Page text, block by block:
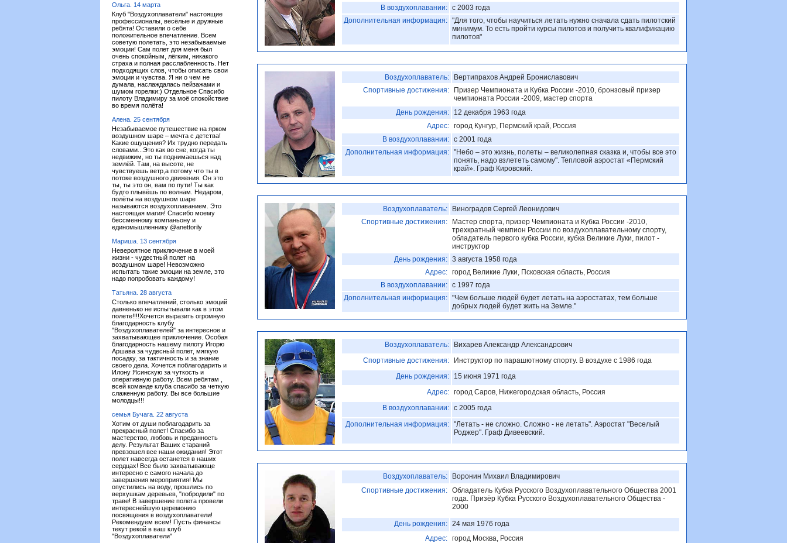
Ольга. 14 марта
Клуб "Воздухоплаватели" настоящие
профессионалы, весёлые и дружные
ребята! Оставили о себе
положительное впечатление. Всем
советую полетать, это незабываемые
эмоции! Сам полет для меня был
очень спокойным, лёгким, никакого
страха и полная расслабленность. Нет
подходящих слов, чтобы описать свои
эмоции и чувства. Я ни о чем не
думала, наслаждалась пейзажами и
шумом горелки:) Отдельное Спасибо
пилоту Владимиру за моё спокойствие
во время полёта!
Алена. 25 сентября
Незабываемое путешествие на ярком
воздушном шаре – мечта с детства!
Какие ощущения? Их трудно передать
словами...Это как во сне, когда ты
недвижим, но ты поднимаешься над
землёй. Там, на высоте, не
чувствуешь ветр,а потому что ты в
потоке воздушного движения. Он это
ты, ты это он, вам по пути! Ты как
будто плывёшь по волнам. Недаром,
полёты на воздушном шаре
называются воздухоплаванием. Это
настоящая магия! Спасибо моему
бессменному компаньону и
единомышленнику @anettorily
Мариша. 13 сентября
Невероятное приключение в моей
жизни - чудестный полет на
воздушном шаре! Невозможно
испытать такие эмоции на земле, это
надо попробовать каждому!
Татьяна. 28 августа
Столько впечатлений, столько эмоций
давненько не испытывали как в этом
полете!!!!Хочется выразить огромную
благодарность клубу
"Воздухоплавателей" за интересное и
захватывающее приключение. Особая
благодарность нашему пилоту Игорю
Аршава за чудесный полет, мягкую
посадку, за тактичность и за знание
своего дела. Хочется поблагодарить и
Илону Ясинскую за чуткость и
оперативную работу. Всем ребятам ,
всей команде клуба спасибо за четкую
слаженную работу. Вы все большие
молодцы!!!
семья Бучага. 22 августа
Хотим от души поблагодарить за
прекрасный полет! Спасибо за
мастерство, любовь и преданность
делу. Результат Ваших стараний
превзошел все наши ожидания! Этот
полет навсегда останется в наших
сердцах! Все было захватывающе
интересно с самого начала до
завершения мероприятия! Мы
опустились на воду, прошлись по
верхушкам деревьев, "побродили" по
траве! В завершение полета провели
интереснейшую церемонию
посвящения в воздухоплаватели!
Рекомендуем всем! Пусть финансы
текут рекой в ваш клуб
"Воздухоплаватели"
В воздухоплавании: с 2003 года
Дополнительная информация: "Для того, чтобы научиться летать нужно сначала сдать пилотский
минимум. То есть пройти курсы пилотов и получить квалификацию
пилотов"
Воздухоплаватель:
Вертипрахов Андрей Брониславович
Спортивные достижения:
Призер Чемпионата и Кубка России -2010, бронзовый призер
чемпионата России -2009, мастер спорта
День рождения:
12 декабря 1963 года
Адрес: город Кунгур, Пермский край, Россия
В воздухоплавании: с 2001 года
Дополнительная информация: "Небо – это жизнь, полеты – великолепная сказка и, чтобы все это
понять, надо взлететь самому". Тепловой аэростат «Пермский
край». Граф Кировский.
Воздухоплаватель:
Виноградов Сергей Леонидович
Спортивные достижения:
Мастер спорта, призер Чемпионата и Кубка России -2010,
трехкратный чемпион России по воздухоплавательному спорту,
обладатель первого кубка России, кубка Великие Луки, пилот -
инструктор
День рождения: 3 августа 1958 года
Адрес: город Великие Луки, Псковская область, Россия
В воздухоплавании: с 1997 года
Дополнительная информация: "Чем больше людей будет летать на аэростатах, тем больше
добрых людей будет жить на Земле."
Воздухоплаватель:
Вихарев Александр Александрович
Спортивные достижения:
Инструктор по парашютному спорту. В воздухе с 1986 года
День рождения:
15 июня 1971 года
Адрес: город Саров, Нижегородская область, Россия
В воздухоплавании: с 2005 года
Дополнительная информация: "Летать - не сложно. Сложно - не летать". Аэростат "Веселый
Роджер". Граф Дивеевский.
Воздухоплаватель:
Воронин Михаил Владимирович
Спортивные достижения: Обладатель Кубка Русского Воздухоплавательного Общества 2001
года. Призёр Кубка Русского Воздухоплавательного Общества -
2000
День рождения: 24 мая 1976 года
Адрес: город Москва, Россия